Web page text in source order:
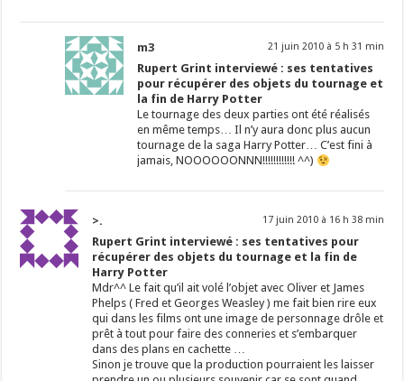
m3 21 juin 2010 à 5 h 31 min
Rupert Grint interviewé : ses tentatives
pour récupérer des objets du tournage et
la fin de Harry Potter
Le tournage des deux parties ont été réalisés
en même temps… Il n’y aura donc plus aucun
tournage de la saga Harry Potter… C’est fini à
jamais, NOOOOOONNN!!!!!!!!!!!! ^^)
>. 17 juin 2010 à 16 h 38 min
Rupert Grint interviewé : ses tentatives pour
récupérer des objets du tournage et la fin de
Harry Potter
Mdr^^ Le fait qu’il ait volé l’objet avec Oliver et James
Phelps ( Fred et Georges Weasley ) me fait bien rire eux
qui dans les films ont une image de personnage drôle et
prêt à tout pour faire des conneries et s’embarquer
dans des plans en cachette …
Sinon je trouve que la production pourraient les laisser